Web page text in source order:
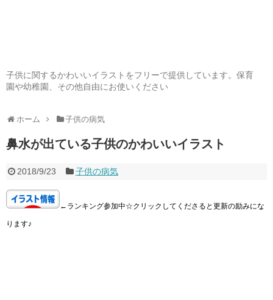
子供に関するかわいいイラストをフリーで提供しています。保育
園や幼稚園、その他自由にお使いください
ホーム 子供の病気
鼻水が出ている子供のかわいいイラスト
2018/9/23 子供の病気
←ランキング参加中☆クリックしてくださると更新の励みにな
ります♪